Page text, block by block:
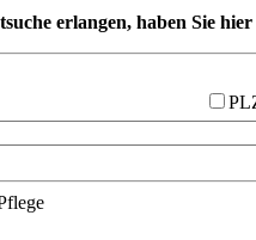
erlangen, haben Sie